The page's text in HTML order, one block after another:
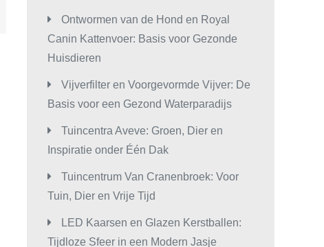
Ontwormen van de Hond en Royal
Canin Kattenvoer: Basis voor Gezonde
Huisdieren
Vijverfilter en Voorgevormde Vijver: De
Basis voor een Gezond Waterparadijs
Tuincentra Aveve: Groen, Dier en
Inspiratie onder Één Dak
Tuincentrum Van Cranenbroek: Voor
Tuin, Dier en Vrije Tijd
LED Kaarsen en Glazen Kerstballen:
Tijdloze Sfeer in een Modern Jasje